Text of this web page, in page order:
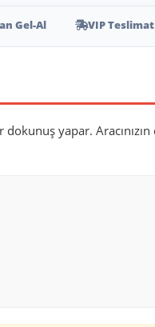
Gel-Al VIP
yapar.